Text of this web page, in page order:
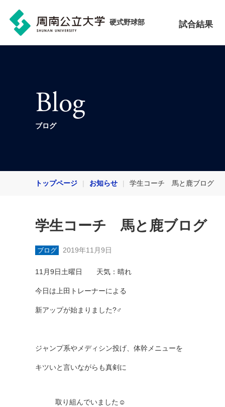
硬式野球部 試合結果
Blog
ブログ
トップページ お知らせ 学生コーチ 馬と鹿ブログ
学生コーチ 馬と鹿ブログ
ブログ 2019年11月9日
11月9日土曜日 天気：晴れ
今日は上田トレーナーによる
新アップが始まりました?‍♂️
ジャンプ系やメディシン投げ、体幹メニューを
キツいと言いながらも真剣に
取り組んでいました☺️